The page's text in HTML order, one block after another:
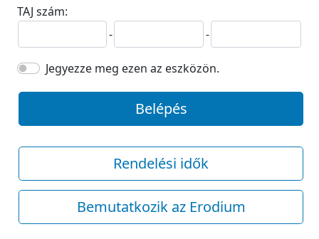
TAJ szám:
-
-
Jegyezze meg ezen az eszközön.
Belépés
Rendelési idők
Bemutatkozik az Erodium